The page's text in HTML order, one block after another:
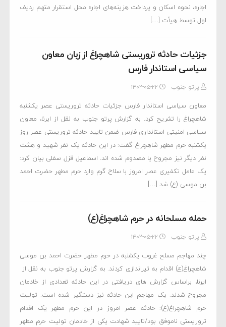
اجاره، نحوه اسکان و پرداخت هزینه‌های اجاره محل استقرار متهم ردیف
اول توسط هیأت […]
جزئیات حادثه تروریستی شاهچراغ از زبان معاون
سیاسی استاندار فارس
پرتو جنوب ۱۴۰۲-۰۵-۲۲
معاون سیاسی استاندار فارس جزئیات حادثه تروریستی عصر یکشنبه
شاهچراغ را تشریح کرد. به گزارش پرتو جنوب به نقل از ایرنا، معاون
سیاسی امنیتی استانداری فارس ضمن تایید حادثه تروریستی عصر روز
یکشنبه حرم مطهر شاهچراغ گفت: در این حادثه یک نفر شهید و هشت
نفر دیگر نیز مجروح یا مصدوم شده اند. اسماعیل قزل سفلی بیان کرد:
یک عامل تکفیری عصر امروز با سلاح گرم وارد حرم مطهر حضرت احمد
بن موسی (ع) شد […]
حمله مسلحانه در حرم شاهچراغ(ع)
پرتو جنوب ۱۴۰۲-۰۵-۲۲
چند مهاجم مسلح غروب یکشنبه در حرم مطهر حضرت احمد بن موسی
شاهچراغ(ع) اقدام به تیراندازی کردند. به گزارش پرتو جنوب به نقل از
ایرنا، براساس گزارش های دریافتی در این حادثه تعدادی از خادمان
مجروح شدند. یک مهاجم این حادثه نیز دستگیر شده است. تولیت
حرم شاهچراغ(ع): حادثه عصر امروز در این حرم مطهر یک اقدام
تروریستی ناموفق بود/تایید شهادت یکی از خادمان تولیت حرم مطهر